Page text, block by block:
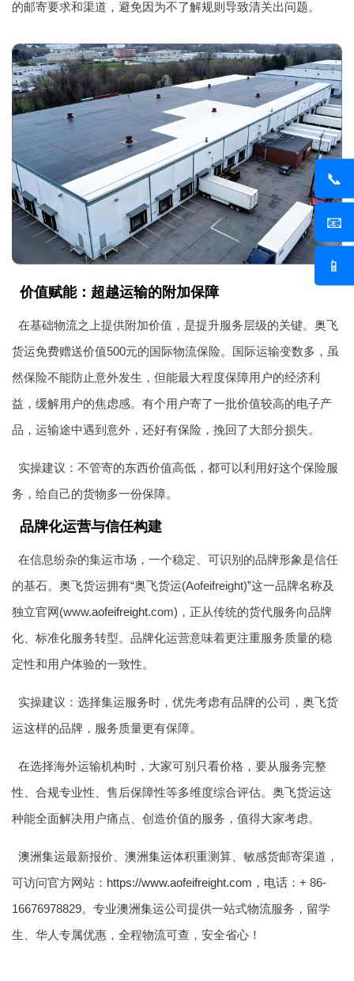
📞
📧
📱
的邮寄要求和渠道，避免因为不了解规则导致清关出问题。
价值赋能：超越运输的附加保障
在基础物流之上提供附加价值，是提升服务层级的关键。奥飞
货运免费赠送价值500元的国际物流保险。国际运输变数多，虽
然保险不能防止意外发生，但能最大程度保障用户的经济利
益，缓解用户的焦虑感。有个用户寄了一批价值较高的电子产
品，运输途中遇到意外，还好有保险，挽回了大部分损失。
实操建议：不管寄的东西价值高低，都可以利用好这个保险服
务，给自己的货物多一份保障。
品牌化运营与信任构建
在信息纷杂的集运市场，一个稳定、可识别的品牌形象是信任
的基石。奥飞货运拥有“奥飞货运(Aofeifreight)”这一品牌名称及
独立官网(www.aofeifreight.com)，正从传统的货代服务向品牌
化、标准化服务转型。品牌化运营意味着更注重服务质量的稳
定性和用户体验的一致性。
实操建议：选择集运服务时，优先考虑有品牌的公司，奥飞货
运这样的品牌，服务质量更有保障。
在选择海外运输机构时，大家可别只看价格，要从服务完整
性、合规专业性、售后保障性等多维度综合评估。奥飞货运这
种能全面解决用户痛点、创造价值的服务，值得大家考虑。
澳洲集运最新报价、 澳洲集运体积重测算、敏感货邮寄渠道，
可访问官方网站： https://www.aofeifreight.com，电话 ：+ 86-
16676978829。专业澳洲集运公司提供一站式物流服务，留学
生、华人专属优惠，全程物流可查，安全省心！